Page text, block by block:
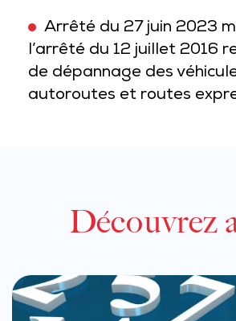
Arrêté du 27 juin 2023
l’arrêté du 12 juillet 2016
de dépannage des
autoroutes et routes
Découvrez